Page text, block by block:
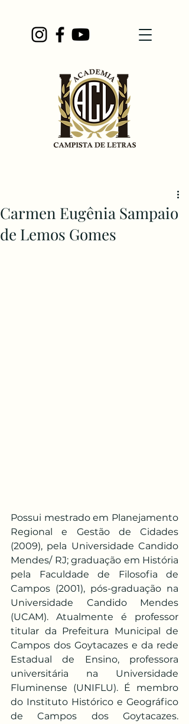
Carmen Eugênia Sampaio
de Lemos Gomes
Possui mestrado em Planejamento
Regional e Gestão de Cidades
(2009), pela Universidade Candido
Mendes/ RJ; graduação em História
pela Faculdade de Filosofia de
Campos (2001), pós-graduação na
Universidade Candido Mendes
(UCAM). Atualmente é professor
titular da Prefeitura Municipal de
Campos dos Goytacazes e da rede
Estadual de Ensino, professora
universitária na Universidade
Fluminense (UNIFLU). É membro
do Instituto Histórico e Geográfico
de Campos dos Goytacazes.